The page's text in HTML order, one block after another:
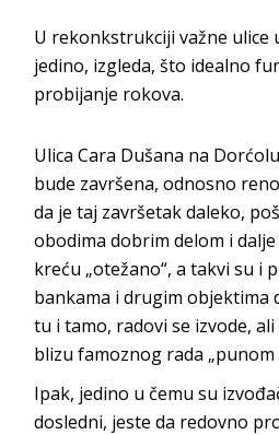
U rekonkstrukciji važne ulice
jedino, izgleda, što idealno
probijanje rokova.
Ulica Cara Dušana na
bude završena, odnosno
da je taj završetak daleko,
obodima dobrim delom i
kreću „otežano“, a takvi su i
bankama i drugim objektima
tu i tamo, radovi se izvode,
blizu famoznog rada „punom
Ipak, jedino u čemu su
dosledni, jeste da redovno